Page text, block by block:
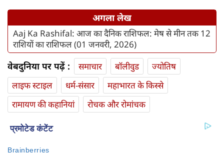
अगला लेख
Aaj Ka Rashifal: आज का दैनिक राशिफल: मेष से मीन तक 12
राशियों का राशिफल (01 जनवरी, 2026)
वेबदुनिया पर पढ़ें : समाचार बॉलीवुड
ज्योतिष
लाइफ स्‍टाइल
धर्म-संसार
महाभारत के किस्से
रामायण की कहानियां
रोचक और रोमांचक